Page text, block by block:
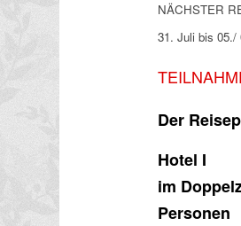
NÄCHSTER
31. Juli bis 05./
Der
Hotel I
im
Personen